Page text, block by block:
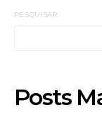
PESQUISAR
Posts